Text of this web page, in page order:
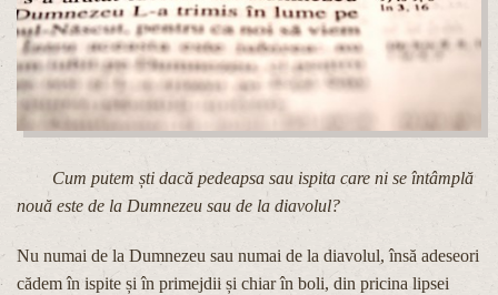
Cum putem ști dacă pedeapsa sau ispita care ni se întâmplă
nouă este de la Dumnezeu sau de la diavolul?
Nu numai de la Dumnezeu sau numai de la diavolul, însă adeseori
cădem în ispite și în primejdii și chiar în boli, din pricina lipsei